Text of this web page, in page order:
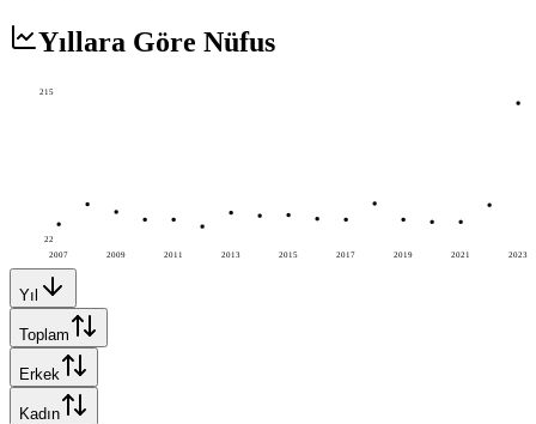
Yıllara Göre Nüfus
2007 2009 2011 2013 2015 2017 2019 2021 2023
215
22
Yıl
Toplam
Erkek
Kadın